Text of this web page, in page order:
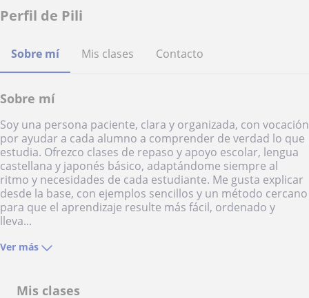
Perfil de Pili
Sobre mí Mis clases Contacto
Sobre mí
Soy una persona paciente, clara y organizada, con vocación
por ayudar a cada alumno a comprender de verdad lo que
estudia. Ofrezco clases de repaso y apoyo escolar, lengua
castellana y japonés básico, adaptándome siempre al
ritmo y necesidades de cada estudiante. Me gusta explicar
desde la base, con ejemplos sencillos y un método cercano
para que el aprendizaje resulte más fácil, ordenado y
lleva...
Ver más
Mis clases